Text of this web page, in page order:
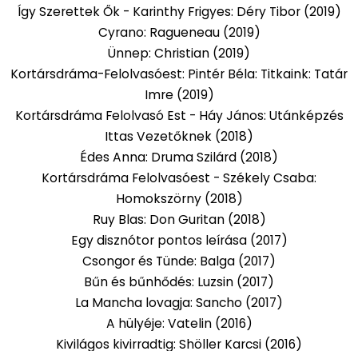
Így Szerettek Ők - Karinthy Frigyes: Déry Tibor(2019)
Cyrano: Ragueneau (2019)
Ünnep: Christian (2019)
Kortársdráma-Felolvasóest: Pintér Béla: Titkaink: Tatár
Imre(2019)
Kortársdráma Felolvasó Est - Háy János: Utánképzés
Ittas Vezetőknek (2018)
Édes Anna: Druma Szilárd (2018)
Kortársdráma Felolvasóest - Székely Csaba:
Homokszörny (2018)
Ruy Blas: Don Guritan (2018)
Egy disznótor pontos leírása (2017)
Csongor és Tünde: Balga (2017)
Bűn és bűnhődés: Luzsin (2017)
La Mancha lovagja: Sancho (2017)
A hülyéje: Vatelin (2016)
Kivilágos kivirradtig: Shöller Karcsi (2016)